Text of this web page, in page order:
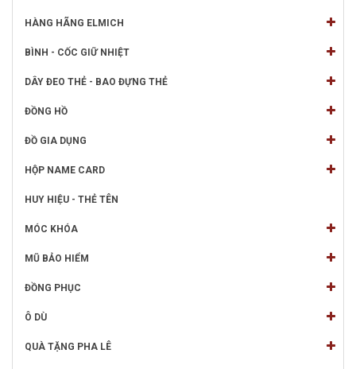
HÀNG HÃNG ELMICH
BÌNH - CỐC GIỮ NHIỆT
DÂY ĐEO THẺ - BAO ĐỰNG THẺ
ĐỒNG HỒ
ĐỒ GIA DỤNG
HỘP NAME CARD
HUY HIỆU - THẺ TÊN
MÓC KHÓA
MŨ BẢO HIỂM
ĐỒNG PHỤC
Ô DÙ
QUÀ TẶNG PHA LÊ